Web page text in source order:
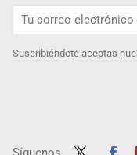
Suscribiéndote aceptas